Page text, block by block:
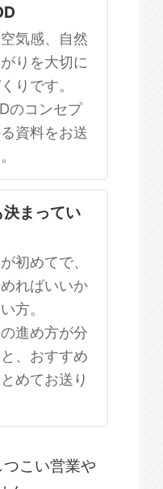
気感、自然
りを大切に
りです。
のコンセプ
資料をお送
決まってい
初めてで、
ればいいか
方。
進め方が分
、おすすめ
めてお送り
こい営業や